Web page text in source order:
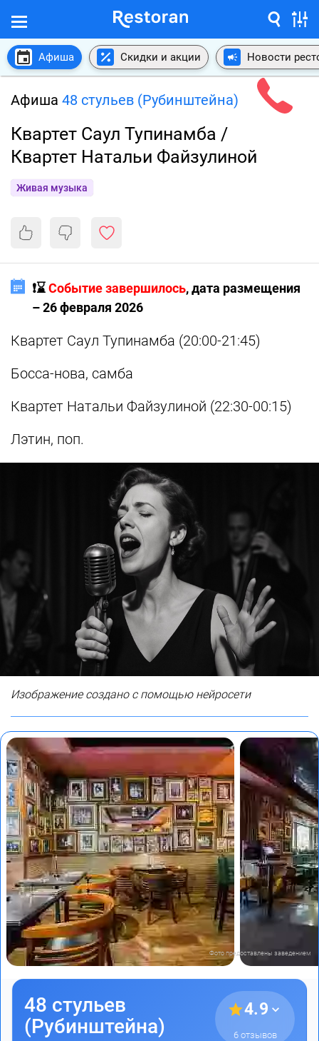
Афиша Скидки и акции Новости
Афиша 48 стульев (Рубинштейна)
Квартет Саул Тупинамба /
Квартет Натальи Файзулиной
Живая музыка
❗️⌛️Событие завершилось, дата размещения
– 26 февраля 2026
Квартет Саул Тупинамба (20:00-21:45)
Босса-нова, самба
Квартет Натальи Файзулиной (22:30-00:15)
Лэтин, поп.
Изображение создано с помощью нейросети
Фото предоставлены заведением
48 стульев
(Рубинштейна)
4.9
6 отзывов